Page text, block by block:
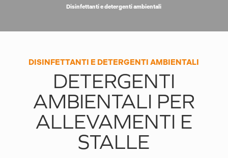
Disinfettanti e detergenti ambientali
DISINFETTANTI E DETERGENTI AMBIENTALI
DETERGENTI
AMBIENTALI PER
ALLEVAMENTI E
STALLE